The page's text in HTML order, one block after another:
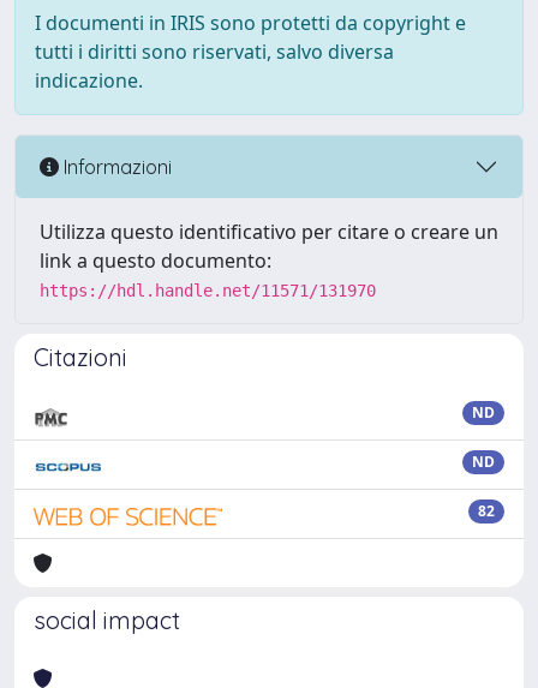
I documenti in IRIS sono protetti da copyright e
tutti i diritti sono riservati, salvo diversa
indicazione.
Informazioni
Utilizza questo identificativo per citare o creare un
link a questo documento:
https://hdl.handle.net/11571/131970
Citazioni
ND
ND
82
social impact